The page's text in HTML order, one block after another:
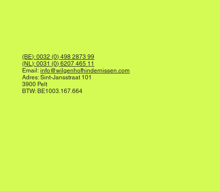
(BE): 0032 (0) 498 2873 99
(NL): 0031 (0) 6207 465 11
Email:info@wilgenhofhindernissen.com
Adres: Sint-Jansstraat 101
3900 Pelt
BTW: BE1003.167.664